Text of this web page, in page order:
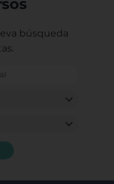
búsqueda